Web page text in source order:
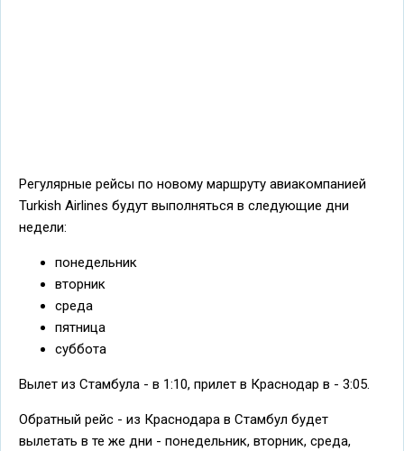
Регулярные рейсы по новому маршруту авиакомпанией
Turkish Airlines будут выполняться в следующие дни
недели:
понедельник
вторник
среда
пятница
суббота
Вылет из Стамбула - в 1:10, прилет в Краснодар в - 3:05.
Обратный рейс - из Краснодара в Стамбул будет
вылетать в те же дни - понедельник, вторник, среда,